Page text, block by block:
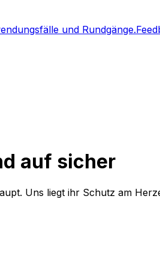
und Rundgänge.
auf sicher
Uns liegt ihr Schutz am